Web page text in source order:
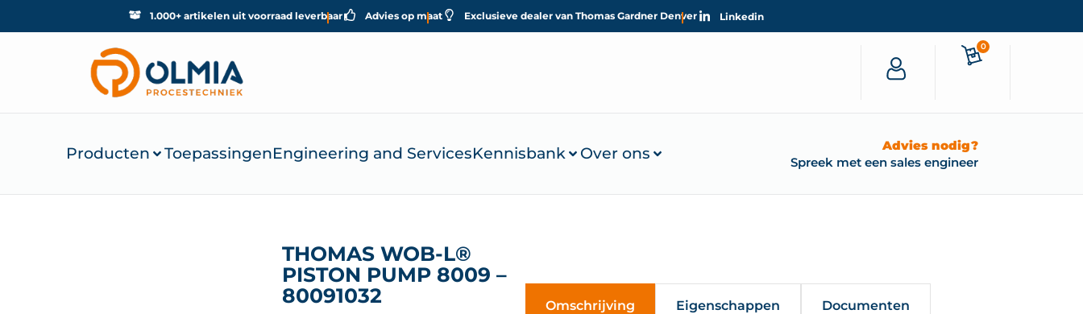
1.000+ artikelen uit voorraad leverbaar Advies op maat Exclusieve dealer van Thomas Gardner Denver Linkedin
0
Producten ToepassingenEngineering and ServicesKennisbank Over ons
Advies nodig?
Spreek met een sales engineer
THOMAS WOB-L®
PISTON PUMP 8009 –
80091032
Omschrijving Eigenschappen Documenten